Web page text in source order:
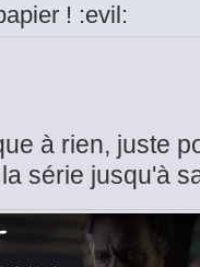
! :evil:
à rien, juste
série jusqu'à